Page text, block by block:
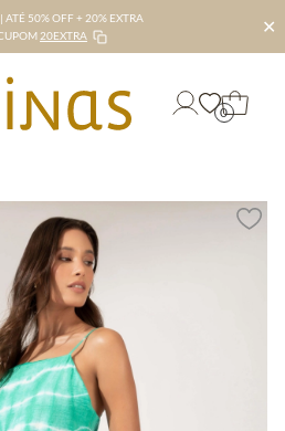
ATÉ 50% OFF + 20% EXTRA
20EXTRA ✕
0